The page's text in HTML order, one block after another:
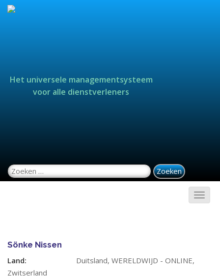
Het universele managementsysteem
voor alle dienstverleners
Zoeken naar:
Sönke Nissen
Land:
Duitsland, WERELDWIJD - ONLINE,
Zwitserland